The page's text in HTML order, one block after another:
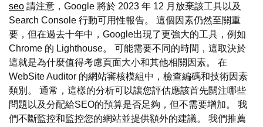
seo 請注意，Google 將於 2023 年 12 月放棄該工具以及
Search Console 行動可用性報告。 這個因素仍然至關重
要，但在過去十年中，Google出現了更強大的工具，例如
Chrome 的 Lighthouse。 可能需要不同的時間，這取決於
這就是為什麼值得考慮頁面大小和其他相關因素。 在
WebSite Auditor 的網站審核模組中，檢查編碼和技術因素
類別。 通常，這樣的分析可以讓您評估應該首先關注哪些
問題以及分配給SEO的預算是否足夠，但不需要增加。 我
們不斷監控和監控您的網站並提供額外的建議。 我們推薦